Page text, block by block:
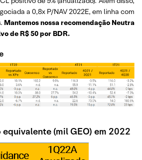
a 0,8x P/NAV 2022E, em linha com
Mantemos nossa recomendação Neutra
de R$ 50 por BDR.
(mil GEO) em 2022